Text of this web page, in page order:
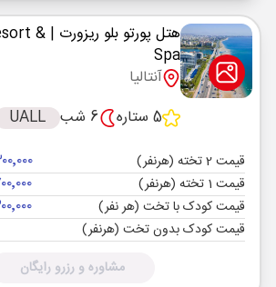
هتل پورتو بلو ریزورت
&
Spa
آنتالیا
5 ستاره
6 شب UALL
قیمت 2 تخته (هرنفر)
قیمت 1 تخته (هرنفر)
قیمت کودک با تخت (هر نفر)
قیمت کودک بدون تخت (هرنفر)
مشاوره و رزرو رایگان